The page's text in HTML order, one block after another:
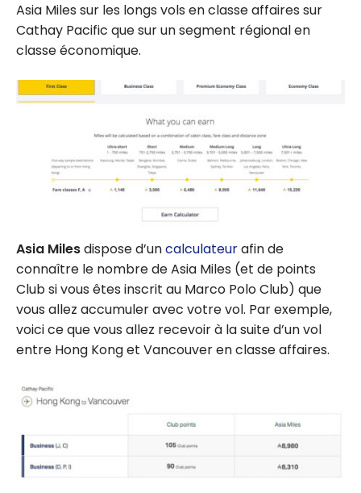
Asia Miles sur les longs vols en classe affaires sur
Cathay Pacific que sur un segment régional en
classe économique.
Asia Milesdispose d’uncalculateurafin de
connaître le nombre de Asia Miles (et de points
Club si vous êtes inscrit au Marco Polo Club) que
vous allez accumuler avec votre vol. Par exemple,
voici ce que vous allez recevoir à la suite d’un vol
entre Hong Kong et Vancouver en classe affaires.